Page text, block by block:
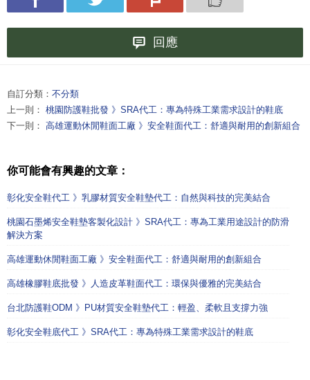
回應
自訂分類： 不分類
上一則： 桃園防護鞋批發 》SRA代工：專為特殊工業需求設計的鞋底
下一則： 高雄運動休閒鞋面工廠 》安全鞋面代工：舒適與耐用的創新組合
你可能會有興趣的文章：
彰化安全鞋代工 》乳膠材質安全鞋墊代工：自然與科技的完美結合
桃園石墨烯安全鞋墊客製化設計 》SRA代工：專為工業用途設計的防滑
解決方案
高雄運動休閒鞋面工廠 》安全鞋面代工：舒適與耐用的創新組合
高雄橡膠鞋底批發 》人造皮革鞋面代工：環保與優雅的完美結合
台北防護鞋ODM 》PU材質安全鞋墊代工：輕盈、柔軟且支撐力強
彰化安全鞋底代工 》SRA代工：專為特殊工業需求設計的鞋底